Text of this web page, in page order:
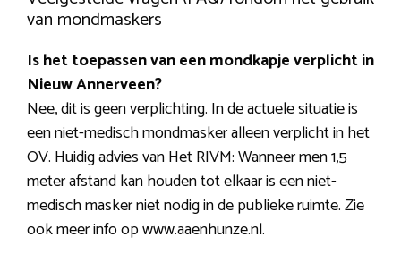
van mondmaskers
Is het toepassen van een mondkapje verplicht in
Nieuw Annerveen?
Nee, dit is geen verplichting. In de actuele situatie is
een niet-medisch mondmasker alleen verplicht in het
OV. Huidig advies van Het RIVM: Wanneer men 1,5
meter afstand kan houden tot elkaar is een niet-
medisch masker niet nodig in de publieke ruimte. Zie
ook meer info op www.aaenhunze.nl.